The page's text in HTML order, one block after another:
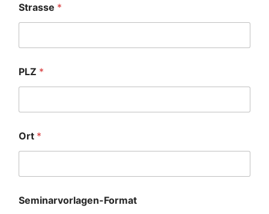
Strasse *
PLZ *
Ort *
Seminarvorlagen-Format